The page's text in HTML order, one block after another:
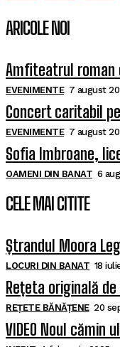
ARICOLE NOI
Amfiteatrul roman
EVENIMENTE 7 august
Concert caritabil
EVENIMENTE 7 august
Sofia Imbroane,
OAMENI DIN BANAT 6
CELE MAI CITITE
Ștrandul Moora
LOCURI DIN BANAT 18
Rețeta originală
REȚETE BĂNĂȚENE 20
VIDEO Noul